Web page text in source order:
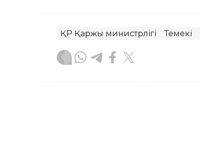
ҚР Қаржы министрлігі Темекі